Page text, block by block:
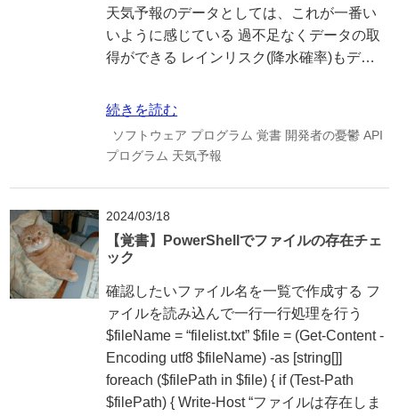
天気予報のデータとしては、これが一番い
いように感じている 過不足なくデータの取
得ができる レインリスク(降水確率)もデ…
続きを読む
ソフトウェア プログラム 覚書 開発者の憂鬱 API
プログラム 天気予報
2024/03/18
【覚書】PowerShellでファイルの存在チェ
ック
確認したいファイル名を一覧で作成する フ
ァイルを読み込んで一行一行処理を行う
$fileName = “filelist.txt” $file = (Get-Content -
Encoding utf8 $fileName) -as [string[]]
foreach ($filePath in $file) { if (Test-Path
$filePath) { Write-Host “ファイルは存在しま